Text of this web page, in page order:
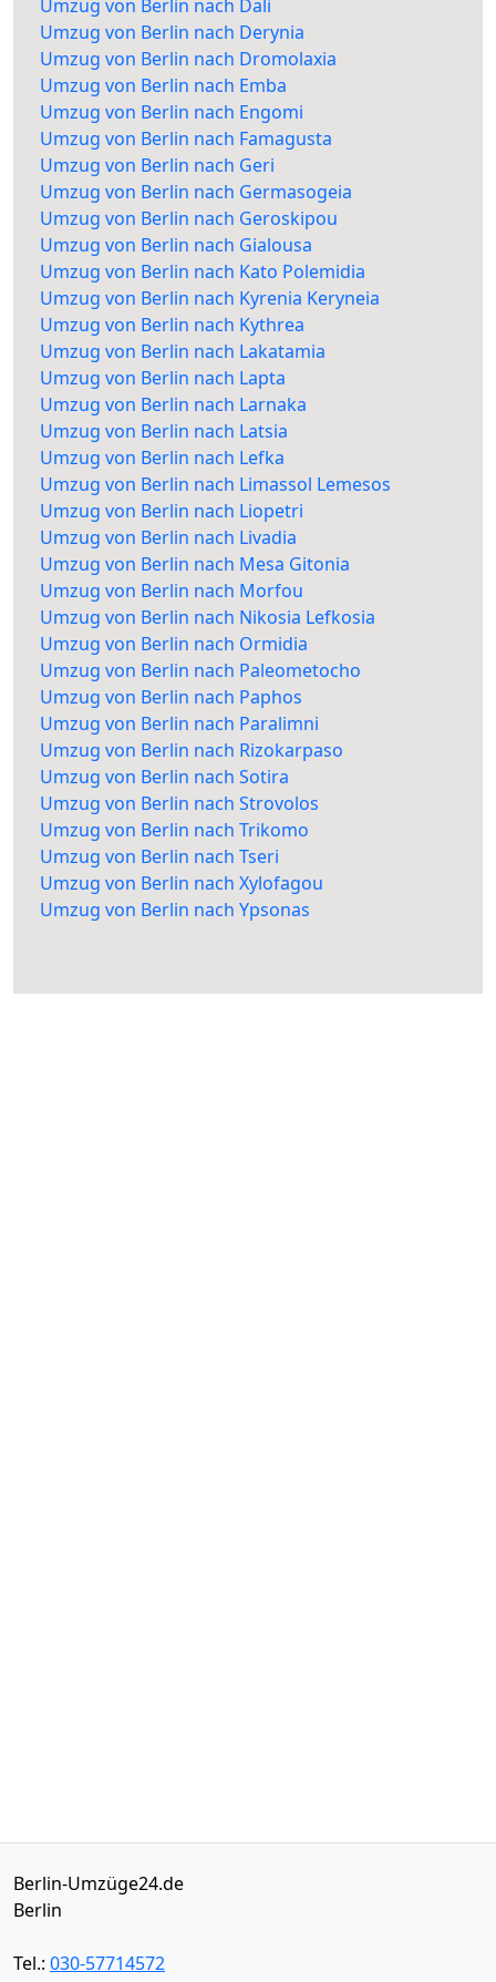
Umzug von Berlin nach Dali
Umzug von Berlin nach Derynia
Umzug von Berlin nach Dromolaxia
Umzug von Berlin nach Emba
Umzug von Berlin nach Engomi
Umzug von Berlin nach Famagusta
Umzug von Berlin nach Geri
Umzug von Berlin nach Germasogeia
Umzug von Berlin nach Geroskipou
Umzug von Berlin nach Gialousa
Umzug von Berlin nach Kato Polemidia
Umzug von Berlin nach Kyrenia Keryneia
Umzug von Berlin nach Kythrea
Umzug von Berlin nach Lakatamia
Umzug von Berlin nach Lapta
Umzug von Berlin nach Larnaka
Umzug von Berlin nach Latsia
Umzug von Berlin nach Lefka
Umzug von Berlin nach Limassol Lemesos
Umzug von Berlin nach Liopetri
Umzug von Berlin nach Livadia
Umzug von Berlin nach Mesa Gitonia
Umzug von Berlin nach Morfou
Umzug von Berlin nach Nikosia Lefkosia
Umzug von Berlin nach Ormidia
Umzug von Berlin nach Paleometocho
Umzug von Berlin nach Paphos
Umzug von Berlin nach Paralimni
Umzug von Berlin nach Rizokarpaso
Umzug von Berlin nach Sotira
Umzug von Berlin nach Strovolos
Umzug von Berlin nach Trikomo
Umzug von Berlin nach Tseri
Umzug von Berlin nach Xylofagou
Umzug von Berlin nach Ypsonas
Berlin-Umzüge24.de
Berlin
Tel.: 030-57714572